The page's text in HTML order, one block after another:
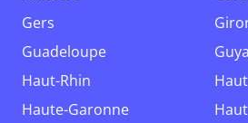
Gers
Guadeloupe
Haut-Rhin
Haute-Garonne